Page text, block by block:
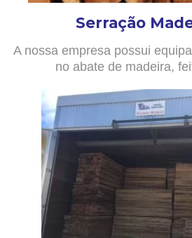
Serração
A nossa empresa possui
no abate de madeira,